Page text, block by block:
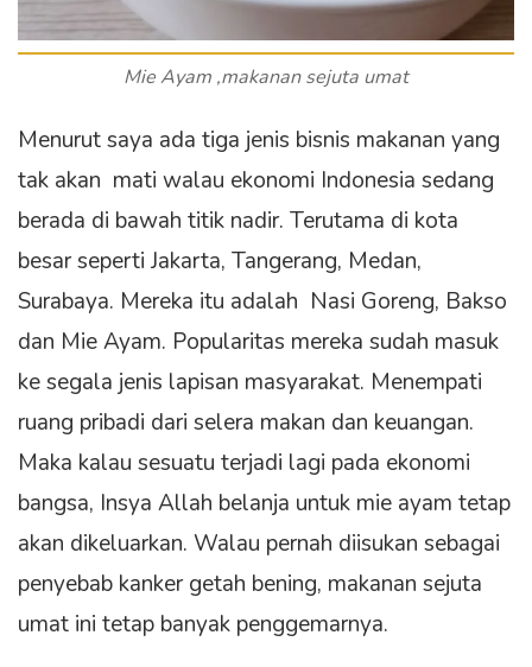
Mie Ayam ,makanan sejuta umat
Menurut saya ada tiga jenis bisnis makanan yang
tak akan mati walau ekonomi Indonesia sedang
berada di bawah titik nadir. Terutama di kota
besar seperti Jakarta, Tangerang, Medan,
Surabaya. Mereka itu adalah Nasi Goreng, Bakso
dan Mie Ayam. Popularitas mereka sudah masuk
ke segala jenis lapisan masyarakat. Menempati
ruang pribadi dari selera makan dan keuangan.
Maka kalau sesuatu terjadi lagi pada ekonomi
bangsa, Insya Allah belanja untuk mie ayam tetap
akan dikeluarkan. Walau pernah diisukan sebagai
penyebab kanker getah bening, makanan sejuta
umat ini tetap banyak penggemarnya.